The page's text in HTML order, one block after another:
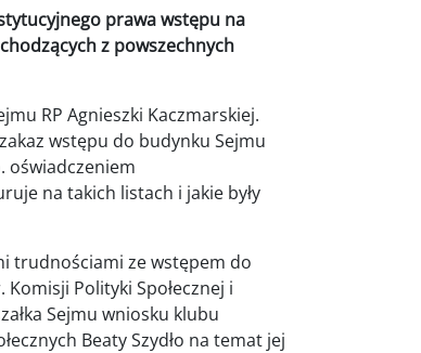
prawa wstępu na
z powszechnych
RP Agnieszki Kaczmarskiej.
wstępu do budynku Sejmu
oświadczeniem
na takich listach i jakie były
trudnościami ze wstępem do
Polityki Społecznej i
Sejmu wniosku klubu
Beaty Szydło na temat jej